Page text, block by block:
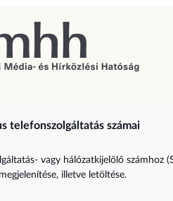
telefonszolgáltatás számai
vagy hálózatkijelölő számhoz
illetve letöltése.